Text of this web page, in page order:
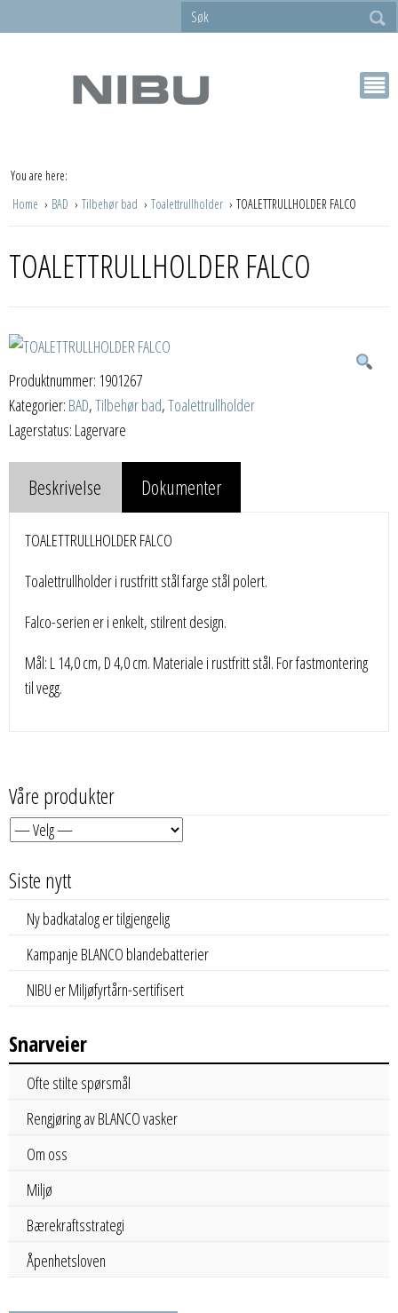
You are here:
Home
BAD Tilbehør bad Toalettrullholder TOALETTRULLHOLDER FALCO
TOALETTRULLHOLDER FALCO
Produktnummer: 1901267
Kategorier: BAD,Tilbehør bad,Toalettrullholder
Lagerstatus: Lagervare
Beskrivelse Dokumenter
TOALETTRULLHOLDER FALCO
Toalettrullholder i rustfritt stål farge stål polert.
Falco-serien er i enkelt, stilrent design.
Mål: L 14,0 cm, D 4,0 cm. Materiale i rustfritt stål. For fastmontering
til vegg.
Våre produkter
Siste nytt
Ny badkatalog er tilgjengelig
Kampanje BLANCO blandebatterier
NIBU er Miljøfyrtårn-sertifisert
Snarveier
Ofte stilte spørsmål
Rengjøring av BLANCO vasker
Om oss
Miljø
Bærekraftsstrategi
Åpenhetsloven